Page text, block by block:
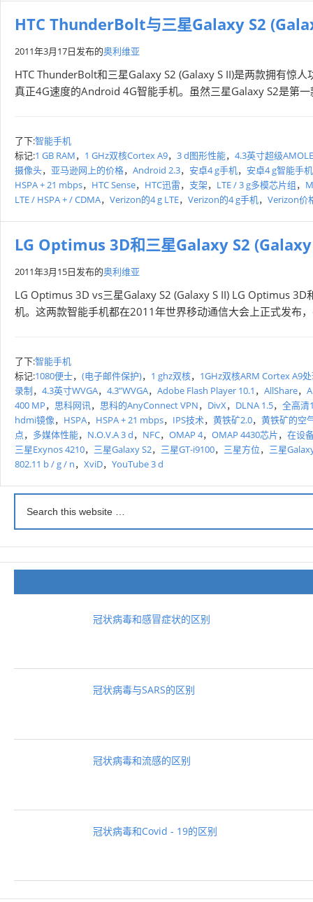
HTC ThunderBolt与三星Galaxy S2
2011年3月17日发布的奥利维亚
HTC ThunderBolt和三星Galaxy S2 (Galaxy S II)是两款拥有惊
真正4G速度的Android 4G智能手机。虽然三星Galaxy S2是第
了下:智能手机
标记:1 GB RAM， 1 GHz双核Cortex A9， 3 d图形性能， 4.3英寸超级
摄像头， 亚马逊网上的价格， Android 2.3， 安卓4 g手机， 安卓4 g智能手机
HSPA + 21 mbps， HTC Sense， HTC迅雷， 支架， LTE / 3 g多模芯片组，
LTE / HSPA + / CDMA， Verizon的4 g LTE， Verizon的4 g手机， Verizon价
LG Optimus 3D和三星Galaxy S2 (Galaxy
2011年3月15日发布的奥利维亚
LG Optimus 3D vs三星Galaxy S2 (Galaxy S II) LG Optimus
机。这两款智能手机都在2011年世界移动通信大会上正式发布
了下:智能手机
标记:1080便士， (电子邮件保护)， 1 ghz双核， 1GHz双核ARM Cortex A9
录制， 4.3英寸WVGA， 4.3”WVGA， Adobe Flash Player 10.1 ， AllShare，
400 MP， 思科网讯， 思科的AnyConnect VPN， DivX， DLNA 1.5， 全高清
hdmi镜像， HSPA， HSPA + 21 mbps， IPS技术， 黄铁矿2.0， 黄铁矿的空
点， 多媒体性能， N.O.V.A 3 d， NFC， OMAP 4， OMAP 4430芯片， 在设
三星Exynos 4210， 三星Galaxy S2， 三星GT-i9100， 三星方位， 三星
802.11 b / g / n， XviD， YouTube 3 d
冠状病毒和感冒症状的区别
冠状病毒与SARS的区别
冠状病毒和流感的区别
冠状病毒和Covid - 19的区别